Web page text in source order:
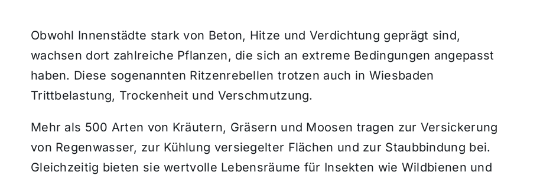
Obwohl Innenstädte stark von Beton, Hitze und Verdichtung geprägt sind,
wachsen dort zahlreiche Pflanzen, die sich an extreme Bedingungen angepasst
haben. Diese sogenannten Ritzenrebellen trotzen auch in Wiesbaden
Trittbelastung, Trockenheit und Verschmutzung.
Mehr als 500 Arten von Kräutern, Gräsern und Moosen tragen zur Versickerung
von Regenwasser, zur Kühlung versiegelter Flächen und zur Staubbindung bei.
Gleichzeitig bieten sie wertvolle Lebensräume für Insekten wie Wildbienen und